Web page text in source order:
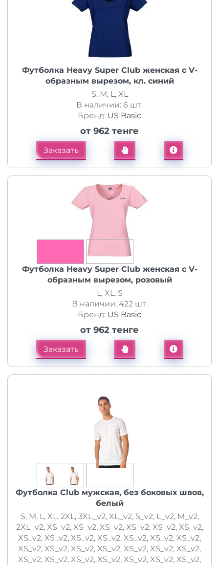
Футболка Heavy Super Club женская с V-
образным вырезом, кл. синий
S, M, L, XL
В наличии: 6 шт.
Бренд: US Basic
от 962 тенге
Заказать
Футболка Heavy Super Club женская с V-
образным вырезом, розовый
L, XL, S
В наличии: 422 шт.
Бренд: US Basic
от 962 тенге
Заказать
Футболка Club мужская, без боковых швов,
белый
S, M, L, XL, 2XL, 3XL_v2, XL_v2, S_v2, L_v2, M_v2,
2XL_v2, XS_v2, XS_v2, XS_v2, XS_v2, XS_v2, XS_v2,
XS_v2, XS_v2, XS_v2, XS_v2, XS_v2, XS_v2, XS_v2,
XS_v2, XS_v2, XS_v2, XS_v2, XS_v2, XS_v2, XS_v2,
XS_v2, XS_v2, XS_v2, XS_v2, XS_v2, XS_v2, XS_v2,